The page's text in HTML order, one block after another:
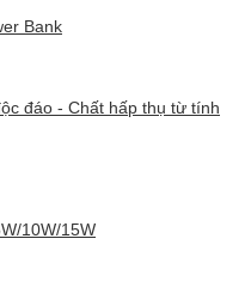
Bank
đáo - Chất hấp thụ từ tính
10W/15W